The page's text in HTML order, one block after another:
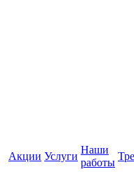
Акции Услуги
Наши
работы